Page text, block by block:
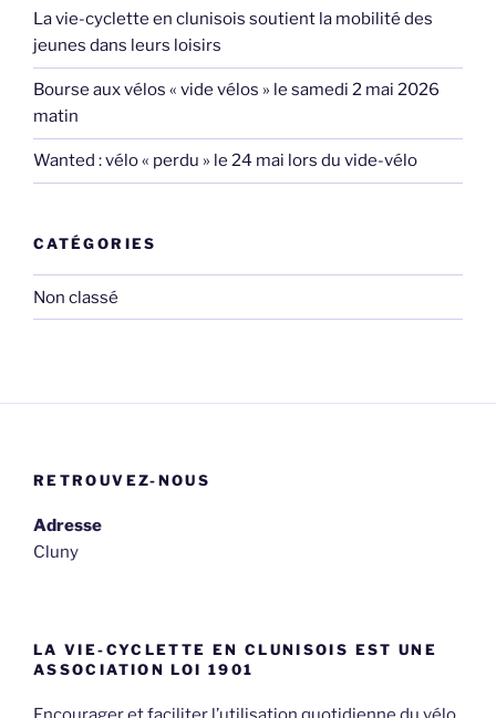
La vie-cyclette en clunisois soutient la mobilité des
jeunes dans leurs loisirs
Bourse aux vélos « vide vélos » le samedi 2 mai 2026
matin
Wanted : vélo « perdu » le 24 mai lors du vide-vélo
CATÉGORIES
Non classé
RETROUVEZ-NOUS
Adresse
Cluny
LA VIE-CYCLETTE EN CLUNISOIS EST UNE
ASSOCIATION LOI 1901